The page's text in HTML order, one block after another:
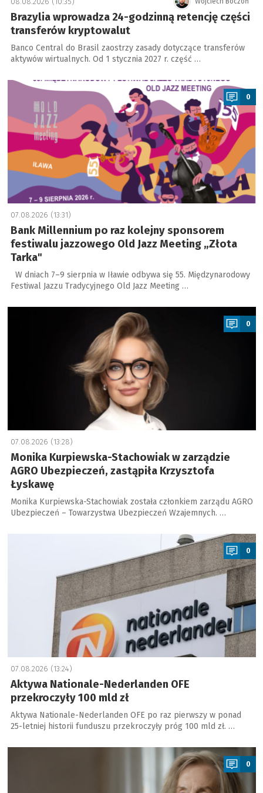
Brazylia wprowadza 24-godzinną retencję części
transferów kryptowalut
Banco Central do Brasil zaostrzy zasady dotyczące transferów
aktywów wirtualnych. Od 1 stycznia 2027 r. część …
a
0
07.08.2026 (13:31)
Bank Millennium po raz kolejny sponsorem
festiwalu jazzowego Old Jazz Meeting „Złota
Tarka"
W dniach 7–9 sierpnia w Iławie odbywa się 55. Międzynarodowy
Festiwal Jazzu Tradycyjnego Old Jazz Meeting …
a
0
07.08.2026 (13:28)
Monika Kurpiewska-Stachowiak w zarządzie
AGRO Ubezpieczeń, zastąpiła Krzysztofa
Łyskawę
Monika Kurpiewska-Stachowiak została członkiem zarządu AGRO
Ubezpieczeń – Towarzystwa Ubezpieczeń Wzajemnych. …
0
07.08.2026 (13:24)
Aktywa Nationale-Nederlanden OFE
przekroczyły 100 mld zł
Aktywa Nationale-Nederlanden OFE po raz pierwszy w ponad
25-letniej historii funduszu przekroczyły próg 100 mld zł. …
a
0